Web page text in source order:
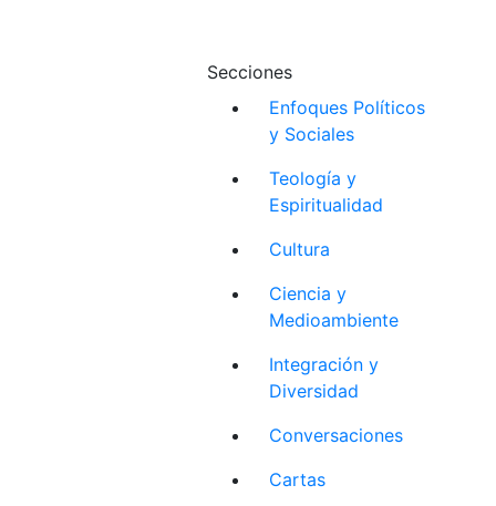
Secciones
Enfoques Políticos
y Sociales
Teología y
Espiritualidad
Cultura
Ciencia y
Medioambiente
Integración y
Diversidad
Conversaciones
Cartas